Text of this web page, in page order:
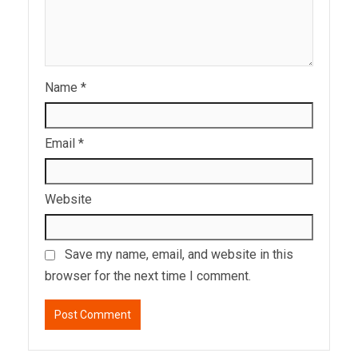
Name *
Email *
Website
Save my name, email, and website in this
browser for the next time I comment.